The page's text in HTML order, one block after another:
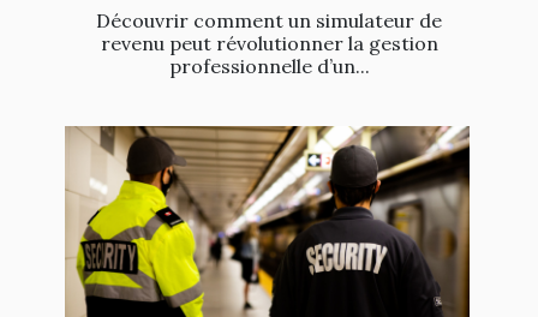
Découvrir comment un simulateur de
revenu peut révolutionner la gestion
professionnelle d’un...